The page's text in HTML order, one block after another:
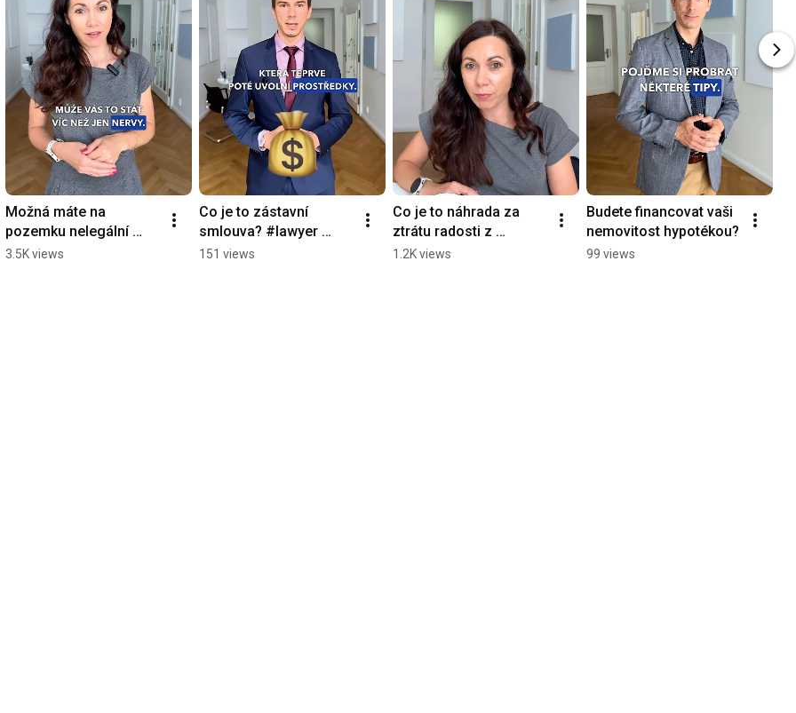
Možná máte na
pozemku nelegální
stavbu a ani o tom
3.5K views
Co je to zástavní
smlouva? #lawyer
#azlegal #nemovitost
151 views
Co je to náhrada za
ztrátu radosti z
dovolené?
1.2K views
Budete financovat vaši
nemovitost hypotékou?
99 views